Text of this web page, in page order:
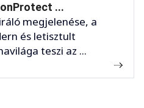
...
megjelenése, a
és letisztult
teszi az ...